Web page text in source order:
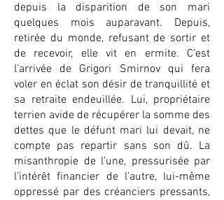
depuis la disparition de son mari
quelques mois auparavant. Depuis,
retirée du monde, refusant de sortir et
de recevoir, elle vit en ermite. C’est
l’arrivée de Grigori Smirnov qui fera
voler en éclat son désir de tranquillité et
sa retraite endeuillée. Lui, propriétaire
terrien avide de récupérer la somme des
dettes que le défunt mari lui devait, ne
compte pas repartir sans son dû. La
misanthropie de l’une, pressurisée par
l’intérêt financier de l’autre, lui-même
oppressé par des créanciers pressants,